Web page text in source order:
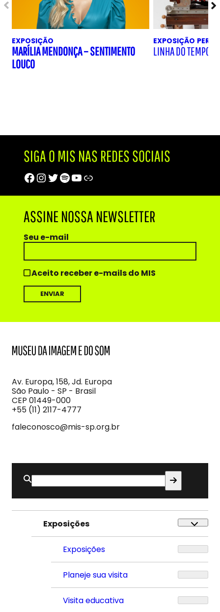
EXPOSIÇÃO
MARÍLIA MENDONÇA – SENTIMENTO
LOUCO
EXPOSIÇÃO
LINHA DO TEMPO
SIGA O MIS NAS REDES SOCIAIS
Facebook
Instagram
Twitter
Spotify
Youtube
Trip Advisor
ASSINE NOSSA NEWSLETTER
Seu e-mail
Aceito receber e-mails do MIS
Imagem
e
do
Som
Av. Europa, 158, Jd. Europa
São Paulo - SP - Brasil
CEP 01449-000
+55 (11) 2117-4777
faleconosco@mis-sp.org.br
Buscar
por:
Exposições
Exposições
Planeje sua visita
Visita educativa